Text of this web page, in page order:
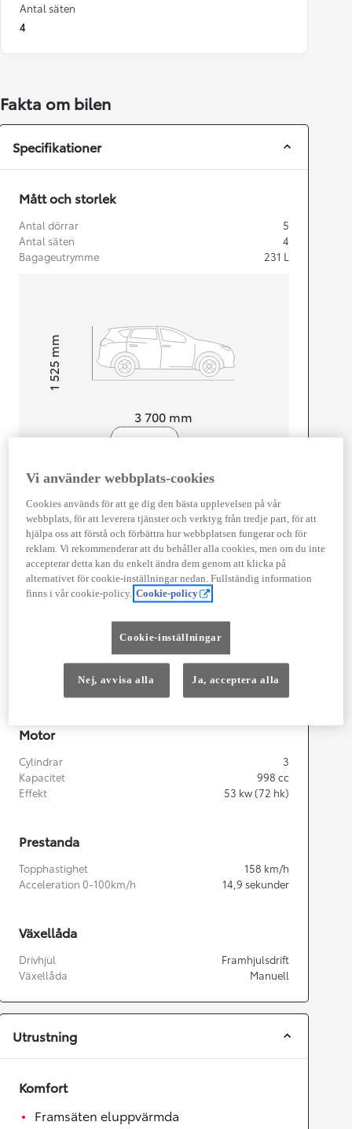
Antal säten
4
Fakta om bilen
Specifikationer
Mått och storlek
Antal dörrar
5
Antal säten
4
Bagageutrymme
231 L
Length
3 700 mm
Height1 525
mm
1 740 mm
EURO 6
Kombinerad Co2 108g/km
Motor
Cylindrar
3
Kapacitet
998 cc
Effekt
53 kw (72 hk)
Prestanda
Topphastighet 158 km/h
Acceleration 0-100km/h
14,9 sekunder
Växellåda
Drivhjul
Framhjulsdrift
Växellåda
Manuell
Utrustning
Komfort
Framsäten eluppvärmda
Vi använder webbplats-cookies
Cookies används för att ge dig den bästa upplevelsen på vår
webbplats, för att leverera tjänster och verktyg från tredje part, för att
hjälpa oss att förstå och förbättra hur webbplatsen fungerar och för
reklam. Vi rekommenderar att du behåller alla cookies, men om du inte
accepterar detta kan du enkelt ändra dem genom att klicka på
alternativet för cookie-inställningar nedan. Fullständig information
finns i vår cookie-policy. Cookie-policy
Cookie-inställningar
Nej, avvisa alla Ja, acceptera alla